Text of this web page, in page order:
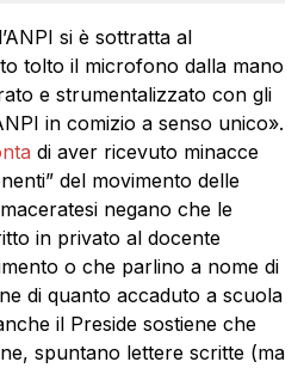
si è sottratta al
tolto il microfono dalla mano
e strumentalizzato con gli
in comizio a senso unico».
di aver ricevuto minacce
del movimento delle
negano che le
in privato al docente
o che parlino a nome di
di quanto accaduto a scuola
il Preside sostiene che
spuntano lettere scritte (ma